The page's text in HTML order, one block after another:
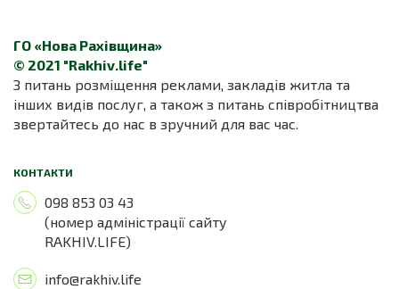
ГО «Нова Рахівщина»
© 2021 "Rakhiv.life"
З питань розміщення реклами, закладів житла та
інших видів послуг, а також з питань співробітництва
звертайтесь до нас в зручний для вас час.
КОНТАКТИ
098 853 03 43
(номер адміністрації сайту
RAKHIV.LIFE)
info@rakhiv.life